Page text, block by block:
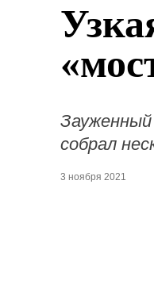
собрал
3 ноября 2021